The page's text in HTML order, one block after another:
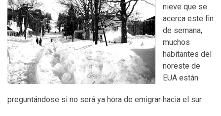
nieve que se
acerca este fin
de semana,
muchos
habitantes del
noreste de
EUA están
preguntándose si no será ya hora de emigrar hacia el sur.